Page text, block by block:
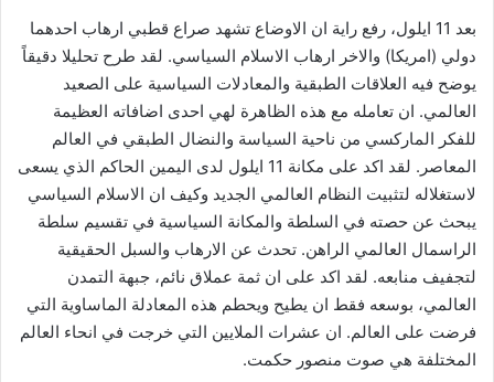
بعد 11 ايلول، رفع راية ان الاوضاع تشهد صراع قطبي ارهاب احدهما
دولي (امريكا) والاخر ارهاب الاسلام السياسي. لقد طرح تحليلا دقيقاً
يوضح فيه العلاقات الطبقية والمعادلات السياسية على الصعيد
العالمي. ان تعامله مع هذه الظاهرة لهي احدى اضافاته العظيمة
للفكر الماركسي من ناحية السياسة والنضال الطبقي في العالم
المعاصر. لقد اكد على مكانة 11 ايلول لدى اليمين الحاكم الذي يسعى
لاستغلاله لتثبيت النظام العالمي الجديد وكيف ان الاسلام السياسي
يبحث عن حصته في السلطة والمكانة السياسية في تقسيم سلطة
الراسمال العالمي الراهن. تحدث عن الارهاب والسبل الحقيقية
لتجفيف منابعه. لقد اكد على ان ثمة عملاق نائم، جبهة التمدن
العالمي، بوسعه فقط ان يطيح ويحطم هذه المعادلة الماساوية التي
فرضت على العالم. ان عشرات الملايين التي خرجت في انحاء العالم
المختلفة هي صوت منصور حكمت.